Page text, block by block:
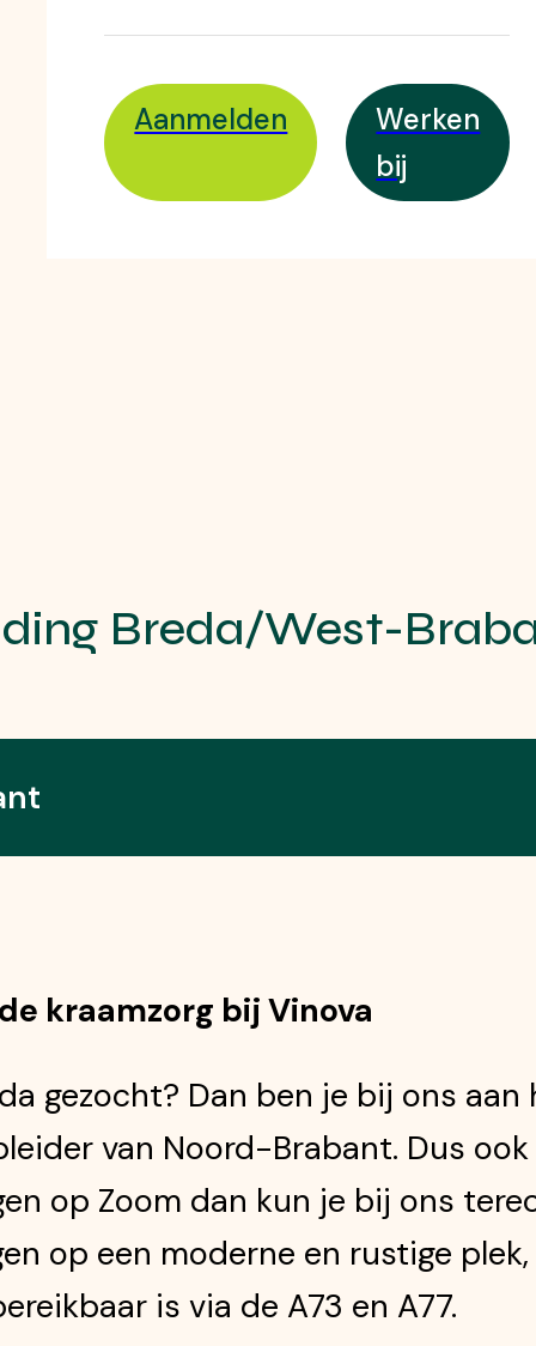
Aanmelden
Werken
bij
Breda/West-
kraamzorg bij Vinova
gezocht? Dan ben je bij ons
van Noord-Brabant. Dus
op Zoom dan kun je bij ons
op een moderne en rustige
is via de A73 en A77.